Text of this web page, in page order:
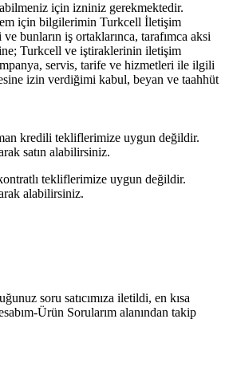
için izniniz gerekmektedir.
için bilgilerimin Turkcell İletişim
bunların iş ortaklarınca, tarafımca aksi
Turkcell ve iştiraklerinin iletişim
servis, tarife ve hizmetleri ile ilgili
izin verdiğimi kabul, beyan ve taahhüt
kredili tekliflerimize uygun değildir.
satın alabilirsiniz.
tekliflerimize uygun değildir.
alabilirsiniz.
soru satıcımıza iletildi, en kısa
Ürün Sorularım alanından takip